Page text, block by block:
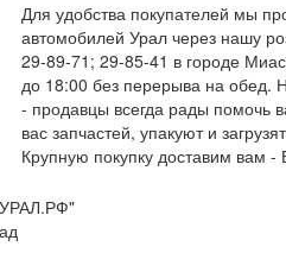
Для удобства покупателей мы
автомобилей Урал через нашу
29-89-71; 29-85-41 в городе
до 18:00 без перерыва на обед.
- продавцы всегда рады помочь
вас запчастей, упакуют и
Крупную покупку доставим вам